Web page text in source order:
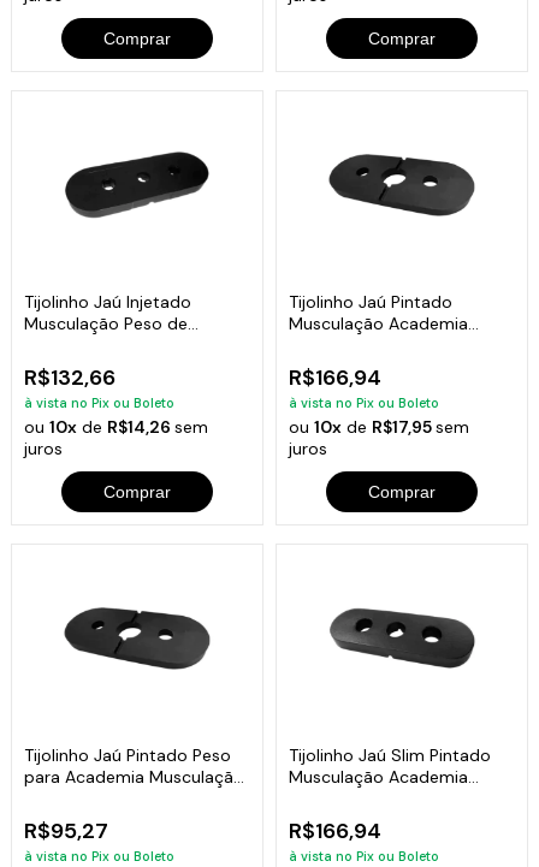
Comprar Comprar
Tijolinho Jaú Injetado
Musculação Peso de
R$132,66
à vista no Pix ou Boleto
ou10x de R$14,26sem
juros
Comprar
Tijolinho Jaú Pintado
Musculação Academia
R$166,94
à vista no Pix ou Boleto
ou 10xde R$17,95sem
juros
Comprar
Tijolinho Jaú Pintado Peso
para Academia Musculação
R$95,27
à vista no Pix ou Boleto
Tijolinho Jaú Slim Pintado
Musculação Academia
R$166,94
à vista no Pix ou Boleto